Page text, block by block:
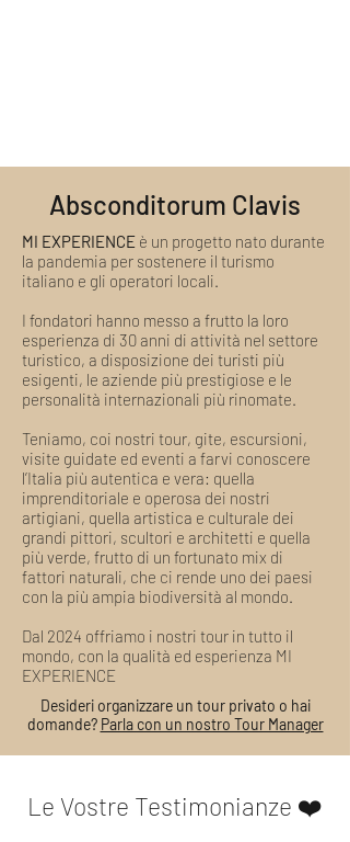
Absconditorum Clavis
MI EXPERIENCE è un progetto nato durante
la pandemia per sostenere il turismo
italiano e gli operatori locali.
I fondatori hanno messo a frutto la loro
esperienza di 30 anni di attività nel settore
turistico, a disposizione dei turisti più
esigenti, le aziende più prestigiose e le
personalità internazionali più rinomate.
Teniamo, coi nostri tour, gite, escursioni,
visite guidate ed eventi a farvi conoscere
l’Italia più autentica e vera: quella
imprenditoriale e operosa dei nostri
artigiani, quella artistica e culturale dei
grandi pittori, scultori e architetti e quella
più verde, frutto di un fortunato mix di
fattori naturali, che ci rende uno dei paesi
con la più ampia biodiversità al mondo.
Dal 2024 offriamo i nostri tour in tutto il
mondo, con la qualità ed esperienza MI
EXPERIENCE
Desideri organizzare un tour privato o hai
domande? Parla con un nostro Tour Manager
Le Vostre Testimonianze ❤️